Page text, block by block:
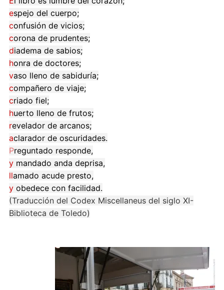
espejo del cuerpo;
confusión de vicios;
corona de prudentes;
diadema de sabios;
honra de doctores;
vaso lleno de sabiduría;
compañero de viaje;
criado fiel;
huerto lleno de frutos;
revelador de arcanos;
aclarador de oscuridades.
Preguntado responde,
y mandado anda deprisa,
llamado acude presto,
y obedece con facilidad.
(Traducción del Codex Miscellaneus del siglo XI-
Biblioteca de Toledo)